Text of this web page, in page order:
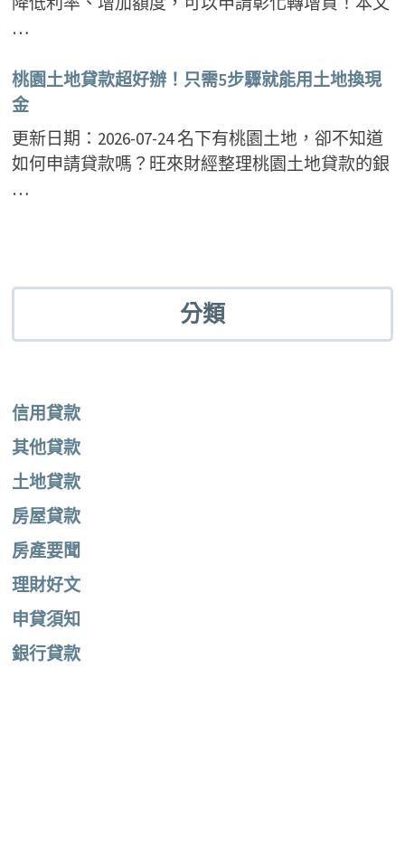
…
桃園土地貸款超好辦！只需5步驟就能用土地換現
金
更新日期：2026-07-24 名下有桃園土地，卻不知道
如何申請貸款嗎？旺來財經整理桃園土地貸款的銀
…
分類
信用貸款
其他貸款
土地貸款
房屋貸款
房產要聞
理財好文
申貸須知
銀行貸款